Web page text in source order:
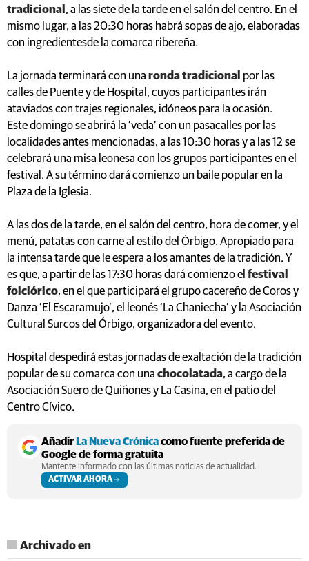
tradicional , a las siete de la tarde en el salón del centro. En el
mismo lugar, a las 20:30 horas habrá sopas de ajo, elaboradas
con ingredientesde la comarca ribereña.
La jornada terminará con una ronda tradicional por las
calles de Puente y de Hospital, cuyos participantes irán
ataviados con trajes regionales, idóneos para la ocasión.
Este domingo se abrirá la ‘veda’ con un pasacalles por las
localidades antes mencionadas, a las 10:30 horas y a las 12 se
celebrará una misa leonesa con los grupos participantes en el
festival. A su término dará comienzo un baile popular en la
Plaza de la Iglesia.
A las dos de la tarde, en el salón del centro, hora de comer, y el
menú, patatas con carne al estilo del Órbigo. Apropiado para
la intensa tarde que le espera a los amantes de la tradición. Y
es que, a partir de las 17:30 horas dará comienzo el festival
folclórico, en el que participará el grupo cacereño de Coros y
Danza ‘El Escaramujo’, el leonés ‘La Chaniecha’ y la Asociación
Cultural Surcos del Órbigo, organizadora del evento.
Hospital despedirá estas jornadas de exaltación de la tradición
popular de su comarca con una chocolatada, a cargo de la
Asociación Suero de Quiñones y La Casina, en el patio del
Centro Cívico.
AñadirLa Nueva Crónicacomo fuente preferida de
Google de forma gratuita
Mantente informado con las últimas noticias de actualidad.
ACTIVAR AHORA
Archivado en